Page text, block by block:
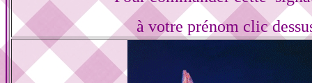
à votre prénom clic